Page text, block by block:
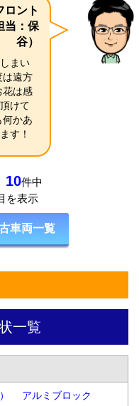
ロント
当：保
谷）
まい
は遠方
花は感
けて
何かあ
す！
10件中
を表示
冷凍バン 中古車両一覧
一覧
アルミブロック